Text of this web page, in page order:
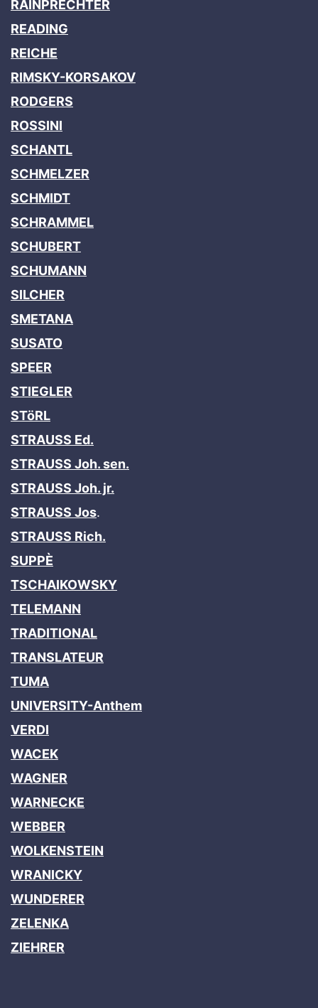
RAINPRECHTER
READING
REICHE
RIMSKY-KORSAKOV
RODGERS
ROSSINI
SCHANTL
SCHMELZER
SCHMIDT
SCHRAMMEL
SCHUBERT
SCHUMANN
SILCHER
SMETANA
SUSATO
SPEER
STIEGLER
STöRL
STRAUSS Ed.
STRAUSS Joh. sen.
STRAUSS Joh. jr.
STRAUSS Jos.
STRAUSS Rich.
SUPPÈ
TSCHAIKOWSKY
TELEMANN
TRADITIONAL
TRANSLATEUR
TUMA
UNIVERSITY-Anthem
VERDI
WACEK
WAGNER
WARNECKE
WEBBER
WOLKENSTEIN
WRANICKY
WUNDERER
ZELENKA
ZIEHRER